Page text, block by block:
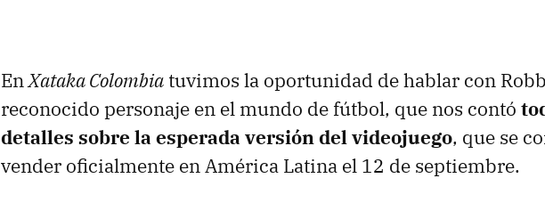
EnXataka Colombia tuvimos la oportunidad de hablar con
reconocido personaje en el mundo de fútbol, que nos contó
detalles sobre la esperada versión del videojuego, que se
vender oficialmente en América Latina el 12 de septiembre.